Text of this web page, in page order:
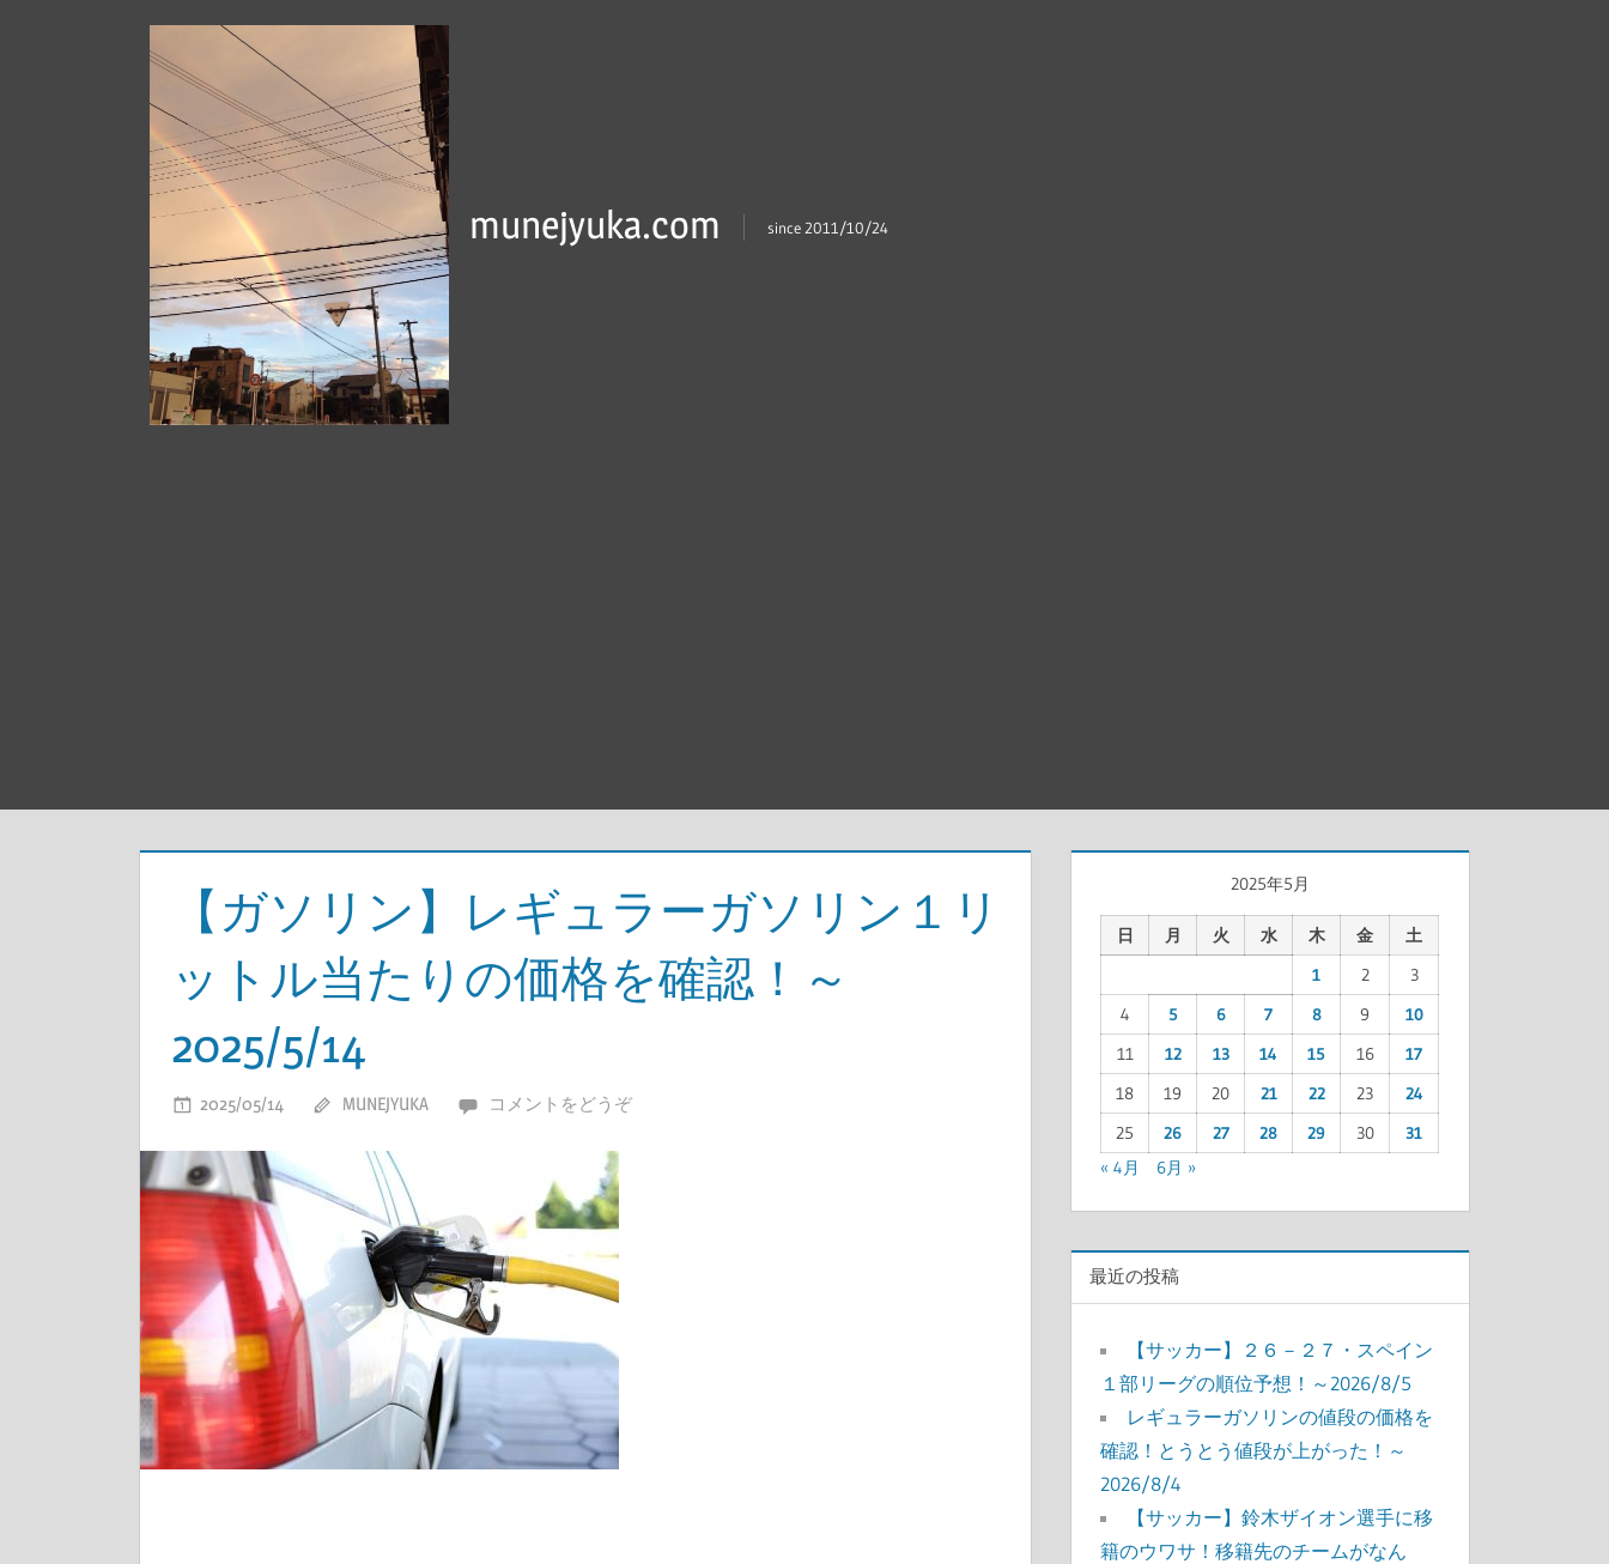
munejyuka.com since 2011/10/24
【ガソリン】レギュラーガソリン１リ
ットル当たりの価格を確認！～
2025/5/14
2025/05/14 MUNEJYUKA コメントをどうぞ
2025年5月
日 月 火 水 木 金
土
1
2
3
4
5 6 7 8 9
10
11
12 13 14 15 16
17
18
19 20 21 22 23
24
25
26 27 28 29 30
31
« 4月
6月 »
最近の投稿
【サッカー】２６－２７・スペイン
１部リーグの順位予想！～2026/8/5
レギュラーガソリンの値段の価格を
確認！とうとう値段が上がった！～
2026/8/4
【サッカー】鈴木ザイオン選手に移
籍のウワサ！移籍先のチームがなん